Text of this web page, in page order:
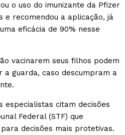
o uso do imunizante da Pfizer
e recomendou a aplicação, já
eficácia de 90% nesse
vacinarem seus filhos podem
guarda, caso descumpram a
especialistas citam decisões
Federal (STF) que
decisões mais protetivas.